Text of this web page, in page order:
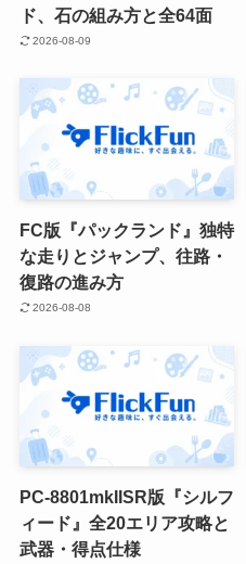
ド、石の組み方と全64面
2026-08-09
FC版『パックランド』独特
な走りとジャンプ、往路・
復路の進み方
2026-08-08
PC-8801mkIISR版『シルフ
ィード』全20エリア攻略と
武器・得点仕様